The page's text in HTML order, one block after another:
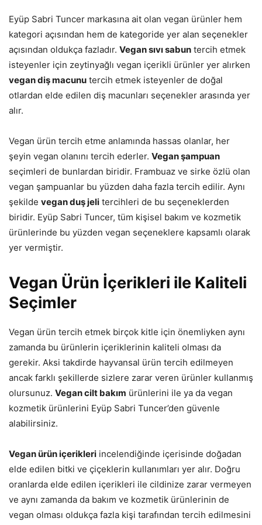
Eyüp Sabri Tuncer markasına ait olan vegan ürünler hem
kategori açısından hem de kategoride yer alan seçenekler
açısından oldukça fazladır. Vegan sıvı sabun tercih etmek
isteyenler için zeytinyağlı vegan içerikli ürünler yer alırken
vegan diş macunu tercih etmek isteyenler de doğal
otlardan elde edilen diş macunları seçenekler arasında yer
alır.
Vegan ürün tercih etme anlamında hassas olanlar, her
şeyin vegan olanını tercih ederler. Vegan şampuan
seçimleri de bunlardan biridir. Frambuaz ve sirke özlü olan
vegan şampuanlar bu yüzden daha fazla tercih edilir. Aynı
şekilde vegan duş jeli tercihleri de bu seçeneklerden
biridir. Eyüp Sabri Tuncer, tüm kişisel bakım ve kozmetik
ürünlerinde bu yüzden vegan seçeneklere kapsamlı olarak
yer vermiştir.
Vegan Ürün İçerikleri ile Kaliteli
Seçimler
Vegan ürün tercih etmek birçok kitle için önemliyken aynı
zamanda bu ürünlerin içeriklerinin kaliteli olması da
gerekir. Aksi takdirde hayvansal ürün tercih edilmeyen
ancak farklı şekillerde sizlere zarar veren ürünler kullanmış
olursunuz. Vegan cilt bakım ürünlerini ile ya da vegan
kozmetik ürünlerini Eyüp Sabri Tuncer’den güvenle
alabilirsiniz.
Vegan ürün içerikleri incelendiğinde içerisinde doğadan
elde edilen bitki ve çiçeklerin kullanımları yer alır. Doğru
oranlarda elde edilen içerikleri ile cildinize zarar vermeyen
ve aynı zamanda da bakım ve kozmetik ürünlerinin de
vegan olması oldukça fazla kişi tarafından tercih edilmesini